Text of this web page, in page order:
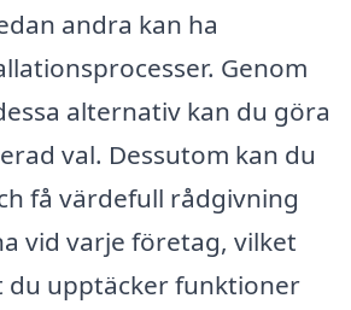
andra kan ha
Genom
alternativ kan du göra
val. Dessutom kan du
få värdefull rådgivning
vid varje företag, vilket
du upptäcker funktioner